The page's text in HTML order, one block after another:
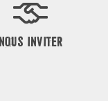
NOUS INVITER